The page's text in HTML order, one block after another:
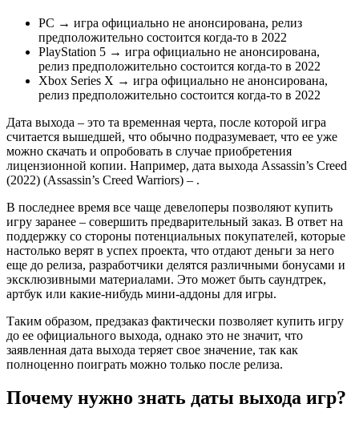
PC → игра официально не анонсирована, релиз
предположительно состоится когда-то в 2022
PlayStation 5 → игра официально не анонсирована,
релиз предположительно состоится когда-то в 2022
Xbox Series X → игра официально не анонсирована,
релиз предположительно состоится когда-то в 2022
Дата выхода – это та временная черта, после которой игра
считается вышедшей, что обычно подразумевает, что ее уже
можно скачать и опробовать в случае приобретения
лицензионной копии. Например, дата выхода Assassin’s Creed
(2022) (Assassin’s Creed Warriors) – .
В последнее время все чаще девелоперы позволяют купить
игру заранее – совершить предварительный заказ. В ответ на
поддержку со стороны потенциальных покупателей, которые
настолько верят в успех проекта, что отдают деньги за него
еще до релиза, разработчики делятся различными бонусами и
эксклюзивными материалами. Это может быть саундтрек,
артбук или какие-нибудь мини-аддоны для игры.
Таким образом, предзаказ фактически позволяет купить игру
до ее официального выхода, однако это не значит, что
заявленная дата выхода теряет свое значение, так как
полноценно поиграть можно только после релиза.
Почему нужно знать даты выхода игр?